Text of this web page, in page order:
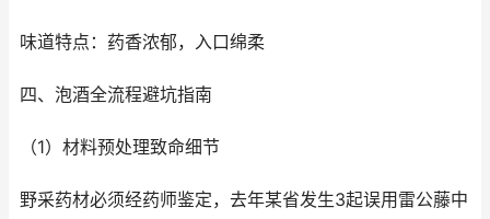
味道特点：药香浓郁，入口绵柔
四、泡酒全流程避坑指南
（1）材料预处理致命细节
野采药材必须经药师鉴定，去年某省发生3起误用雷公藤中